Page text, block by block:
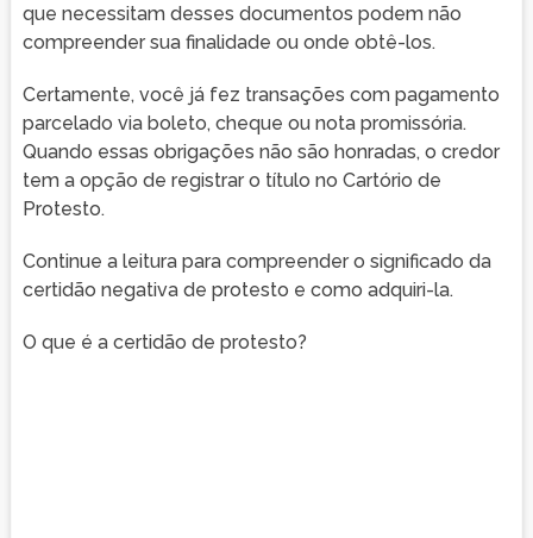
que necessitam desses documentos podem não
compreender sua finalidade ou onde obtê-los.
Certamente, você já fez transações com pagamento
parcelado via boleto, cheque ou nota promissória.
Quando essas obrigações não são honradas, o credor
tem a opção de registrar o título no Cartório de
Protesto.
Continue a leitura para compreender o significado da
certidão negativa de protesto e como adquiri-la.
O que é a certidão de protesto?